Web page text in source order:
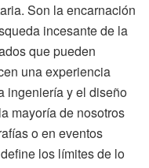
Son la encarnación
incesante de la
que pueden
una experiencia
ingeniería y el diseño
mayoría de nosotros
o en eventos
los límites de lo